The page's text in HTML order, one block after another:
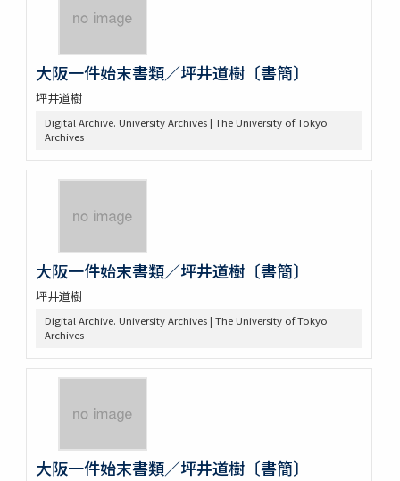
大阪一件始末書類／坪井道樹〔書簡〕
坪井道樹
Digital Archive. University Archives | The University of Tokyo
Archives
大阪一件始末書類／坪井道樹〔書簡〕
坪井道樹
Digital Archive. University Archives | The University of Tokyo
Archives
大阪一件始末書類／坪井道樹〔書簡〕